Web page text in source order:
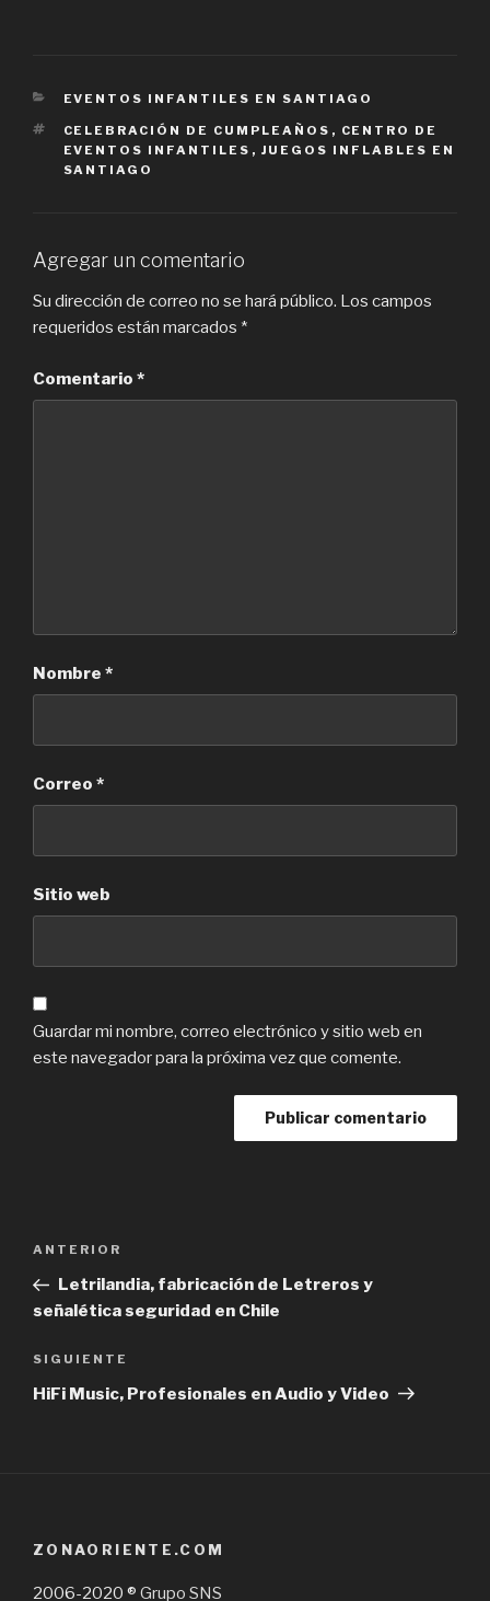
CATEGORIES
EVENTOS INFANTILES EN SANTIAGO
TAGS
CELEBRACIÓN DE CUMPLEAÑOS , CENTRO DE
EVENTOS INFANTILES , JUEGOS INFLABLES EN
SANTIAGO
Agregar un comentario
Su dirección de correo no se hará público. Los campos
requeridos están marcados *
Comentario *
Nombre *
Correo *
Sitio web
Guardar mi nombre, correo electrónico y sitio web en
este navegador para la próxima vez que comente.
entradas
Previous
Post
ANTERIOR
Letrilandia, fabricación de Letreros y
señalética seguridad en Chile
Next
Post
SIGUIENTE
HiFi Music, Profesionales en Audio y Video
ZONAORIENTE.COM
2006-2020 ® Grupo SNS